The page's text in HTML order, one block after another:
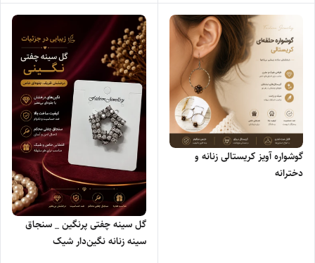
گوشواره آویز کریستالی زنانه و
دخترانه
گل سینه چفتی پرنگین _ سنجاق
سینه زنانه نگین‌دار شیک